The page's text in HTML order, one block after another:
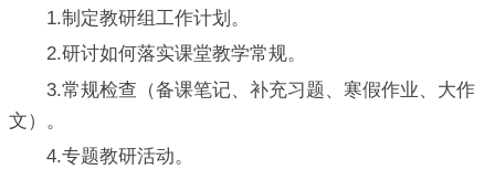
1.制定教研组工作计划。
2.研讨如何落实课堂教学常规。
3.常规检查（备课笔记、补充习题、寒假作业、大作
文）。
4.专题教研活动。